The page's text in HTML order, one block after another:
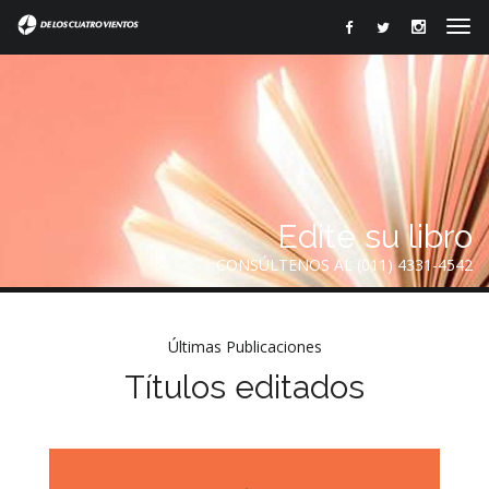
Edite su libro
CONSÚLTENOS AL (011) 4331-4542
Últimas Publicaciones
Títulos editados